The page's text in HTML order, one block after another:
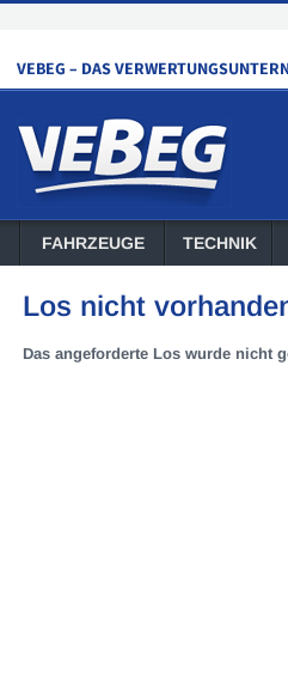
FAHRZEUGE TECHNIK
Los nicht
Das angeforderte Los wurde nicht